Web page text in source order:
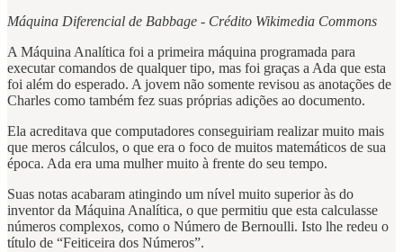
Máquina Diferencial de Babbage - Crédito Wikimedia Commons
A Máquina Analítica foi a primeira máquina programada para
executar comandos de qualquer tipo, mas foi graças a Ada que esta
foi além do esperado. A jovem não somente revisou as anotações de
Charles como também fez suas próprias adições ao documento.
Ela acreditava que computadores conseguiriam realizar muito mais
que meros cálculos, o que era o foco de muitos matemáticos de sua
época. Ada era uma mulher muito à frente do seu tempo.
Suas notas acabaram atingindo um nível muito superior às do
inventor da Máquina Analítica, o que permitiu que esta calculasse
números complexos, como o Número de Bernoulli. Isto lhe redeu o
título de “Feiticeira dos Números”.